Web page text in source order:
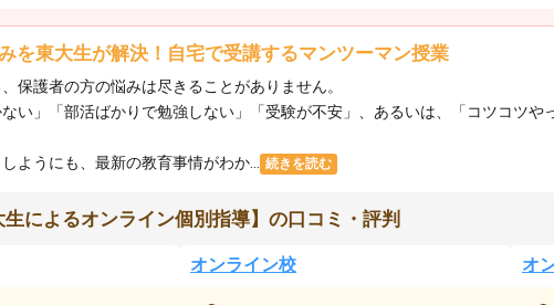
を東大生が解決！自宅で受講するマンツーマン授業
保護者の方の悩みは尽きることがありません。
ない」「部活ばかりで勉強しない」「受験が不安」、あるいは、「コツコツ
ようにも、最新の教育事情がわか...
続きを読む
生によるオンライン個別指導】の口コミ・評判
オンライン校 オ